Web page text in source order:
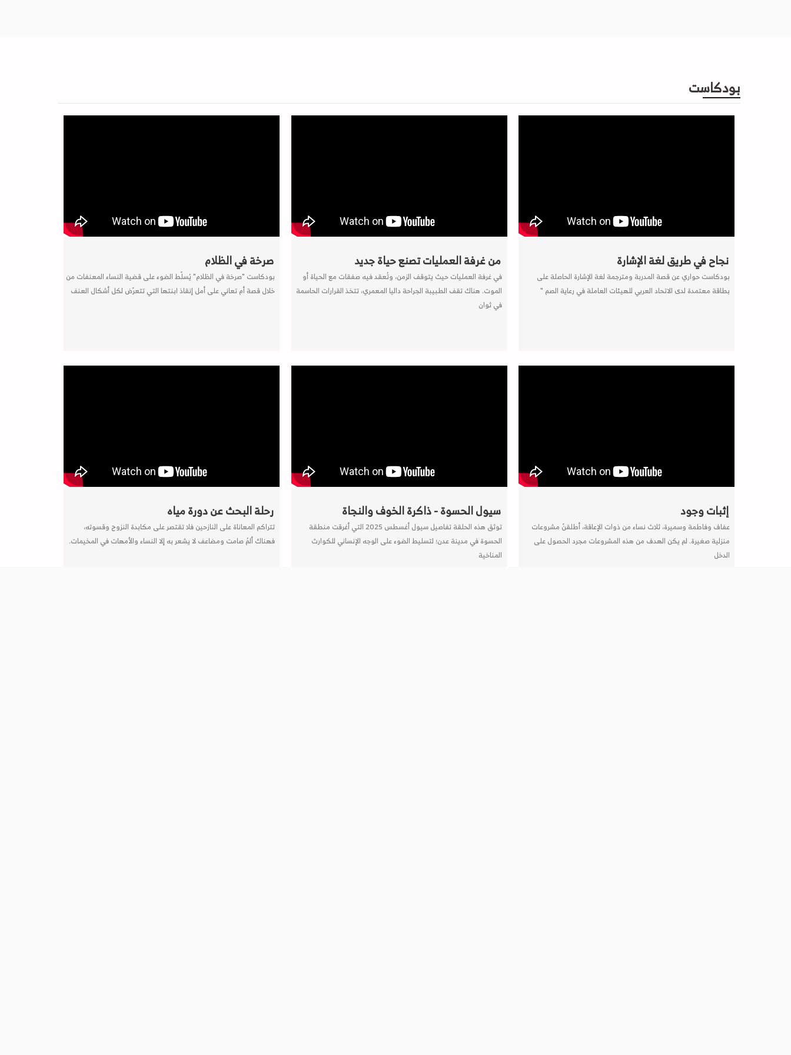
بودكاست
صرخة في الظلام
بودكاست "صرخة في الظلام" يُسلّط الضوء على قضية النساء المعنفات من
خلال قصة أم تعاني على أمل إنقاذ ابنتها التي تتعرّض لكل أشكال العنف
من غرفة العمليات تصنع حياة جديد
في غرفة العمليات حيث يتوقف الزمن، وتُعقد فيه صفقات مع الحياة أو
الموت. هناك تقف الطبيبة الجراحة داليا المعمري، تتخذ القرارات الحاسمة
في ثوان
نجاح في طريق لغة الإشارة
بودكاست حواري عن قصة المدربة ومترجمة لغة الإشارة الحاصلة على
بطاقة معتمدة لدى الاتحاد العربي للهيئات العاملة في رعاية الصم "
رحلة البحث عن دورة مياه
تتراكم المعاناة على النازحين فلا تقتصر على مكابدة النزوح وقسوته،
فهناك ألمُ صامت ومضاعف لا يشعر به إلا النساء والأمهات في المخيمات.
سيول الحسوة - ذاكرة الخوف والنجاة
توثق هذه الحلقة تفاصيل سيول أغسطس 2025 التي أغرقت منطقة
الحسوة في مدينة عدن؛ لتسليط الضوء على الوجه الإنساني للكوارث
المناخية
إثبات وجود
عفاف وفاطمة وسميرة، ثلاث نساء من ذوات الإعاقة، أطلقنّ مشروعات
منزلية صغيرة. لم يكن الهدف من هذه المشروعات مجرد الحصول على
الدخل